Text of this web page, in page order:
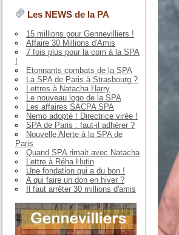
Les NEWS de la PA
15 millions pour Gennevilliers !
Affaire 30 Millions d'Amis
7 fois plus pour la com à la SPA
!
Etonnants combats de la SPA
La SPA de Paris à Strasbourg ?
Lettres à Natacha Harry
Le nouveau logo de la SPA
Les affaires SACPA SPA
Nemo adopté ! Directrice virée !
SPA de Paris : faut-il adhérer ?
Nouvelle Alerte à la SPA de
Paris
Quand SPA rimait avec Natacha
Lettre à Réha Hutin
Une fondation qui a du bon !
A qui faire un don en hiver ?
Il faut arrêter 30 millions d'amis